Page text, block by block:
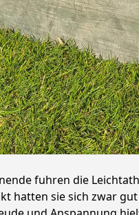
fuhren die
hatten sie sich zwar